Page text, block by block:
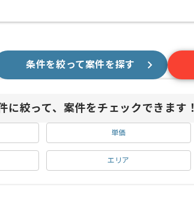
条件を絞って案件を探す
に絞って、案件をチェックできます！
単価
エリア